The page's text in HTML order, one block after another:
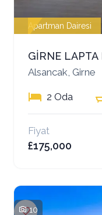
Apartman Dairesi
Alsancak, Girne
2 Oda
Fiyat
£175,000
10